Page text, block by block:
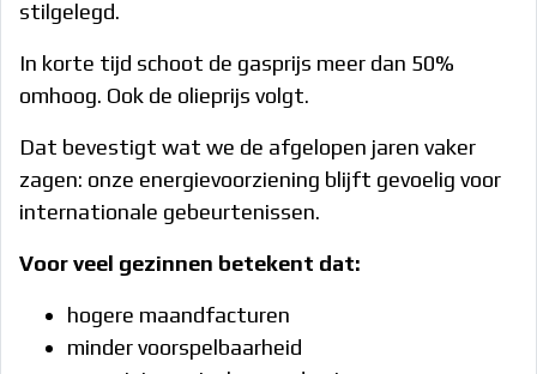
stilgelegd.
In korte tijd schoot de gasprijs meer dan 50%
omhoog. Ook de olieprijs volgt.
Dat bevestigt wat we de afgelopen jaren vaker
zagen: onze energievoorziening blijft gevoelig voor
internationale gebeurtenissen.
Voor veel gezinnen betekent dat:
hogere maandfacturen
minder voorspelbaarheid